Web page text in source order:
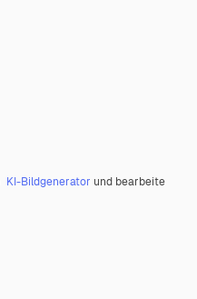
KI-Bildgenerator und bearbeite